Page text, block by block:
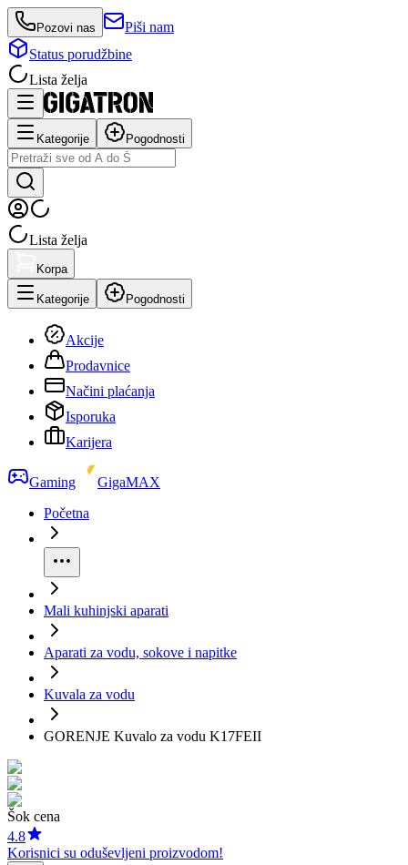
Pozovi nas
Piši nam
Status porudžbine
Lista želja
Kategorije Pogodnosti
Lista želja
Korpa
Kategorije Pogodnosti
Akcije
Prodavnice
Načini plaćanja
Isporuka
Karijera
Gaming
GigaMAX
Početna
Mali kuhinjski aparati
Aparati za vodu, sokove i napitke
Kuvala za vodu
GORENJE Kuvalo za vodu K17FEII
Šok cena
4.8
Korisnici su oduševljeni proizvodom!